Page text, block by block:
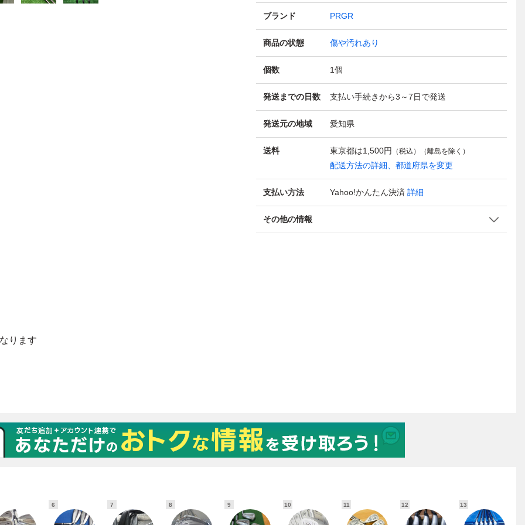
ブランド PRGR
商品の状態 傷や汚れあり
個数 1個
発送までの日数 支払い手続きから3～7日で発送
発送元の地域 愛知県
送料 東京都は1,500円 （税込）（離島を除く）
配送方法の詳細、都道府県を変更
支払い方法 Yahoo!かんたん決済 詳細
その他の情報
6 7 8 9 10 11 12 13